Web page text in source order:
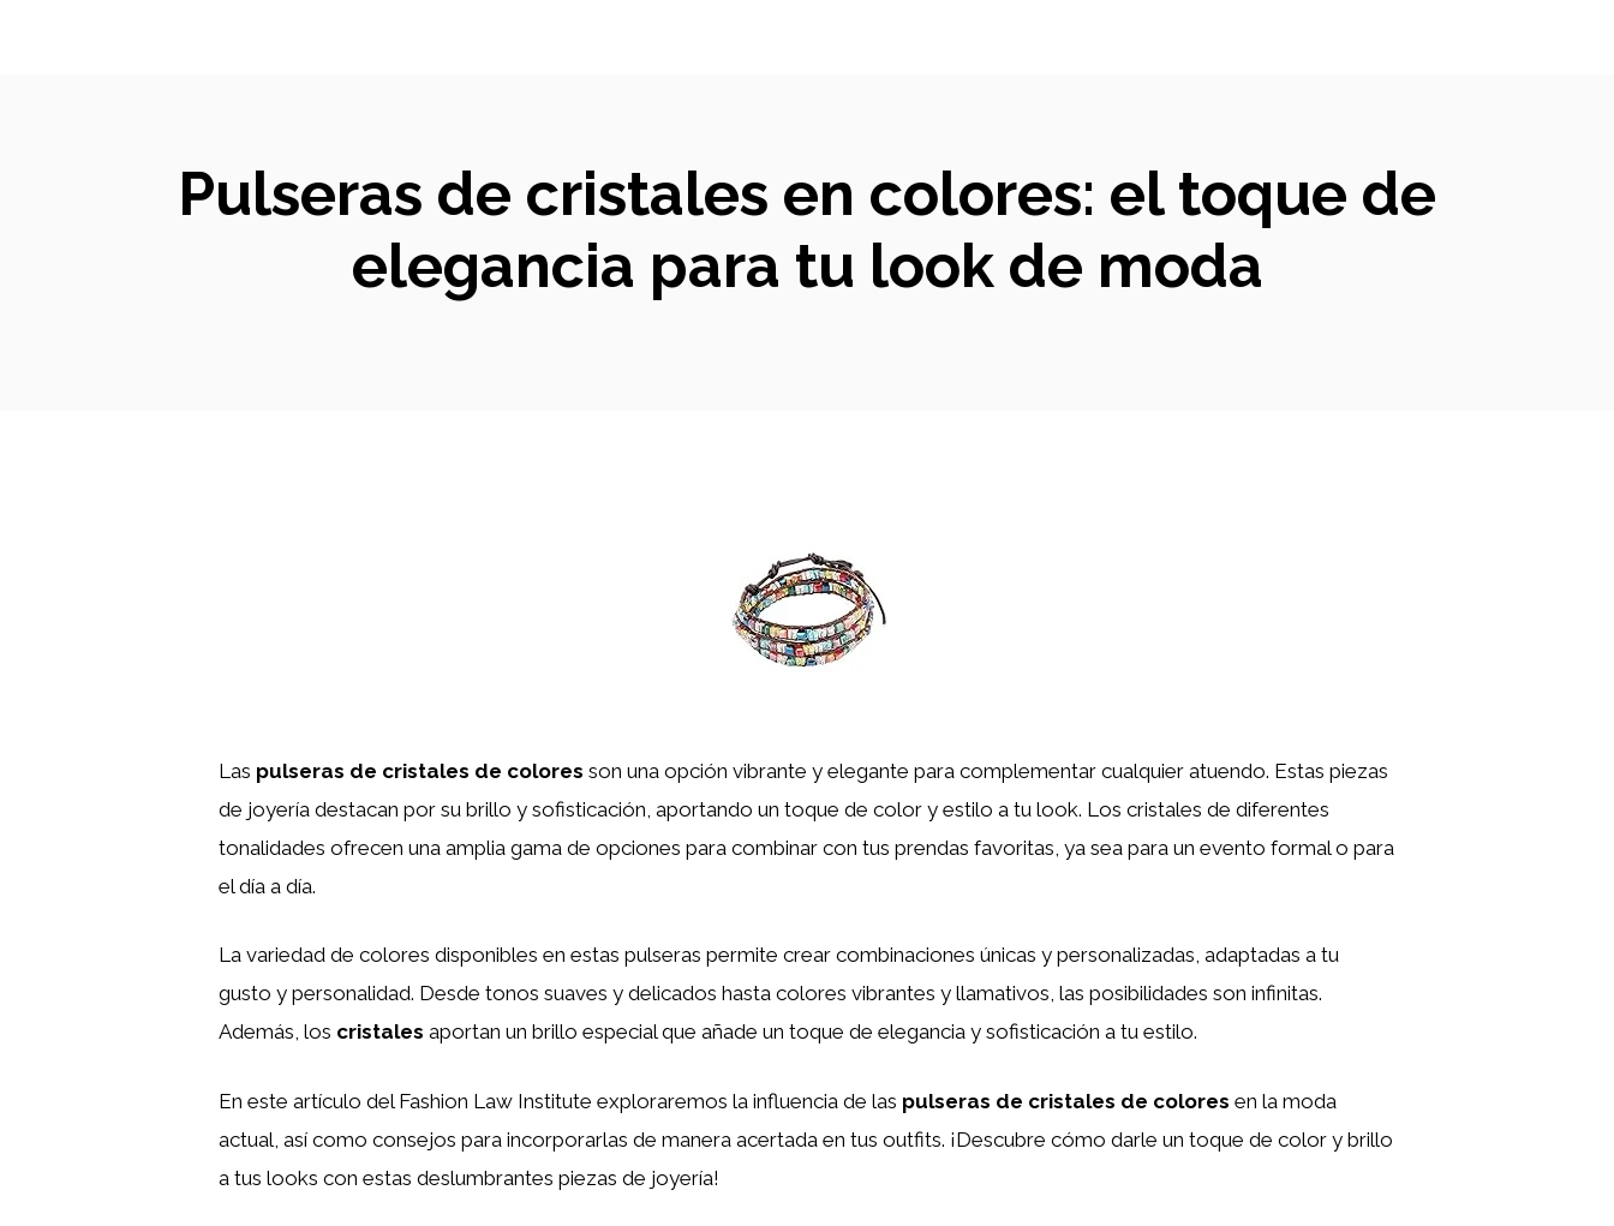
Pulseras de cristales en colores: el toque de
elegancia para tu look de moda
Las pulseras de cristales de colores son una opción vibrante y elegante para complementar cualquier atuendo. Estas piezas
de joyería destacan por su brillo y sofisticación, aportando un toque de color y estilo a tu look. Los cristales de diferentes
tonalidades ofrecen una amplia gama de opciones para combinar con tus prendas favoritas, ya sea para un evento formal o para
el día a día.
La variedad de colores disponibles en estas pulseras permite crear combinaciones únicas y personalizadas, adaptadas a tu
gusto y personalidad. Desde tonos suaves y delicados hasta colores vibrantes y llamativos, las posibilidades son infinitas.
Además, los cristales aportan un brillo especial que añade un toque de elegancia y sofisticación a tu estilo.
En este artículo del Fashion Law Institute exploraremos la influencia de las pulseras de cristales de colores en la moda
actual, así como consejos para incorporarlas de manera acertada en tus outfits. ¡Descubre cómo darle un toque de color y brillo
a tus looks con estas deslumbrantes piezas de joyería!